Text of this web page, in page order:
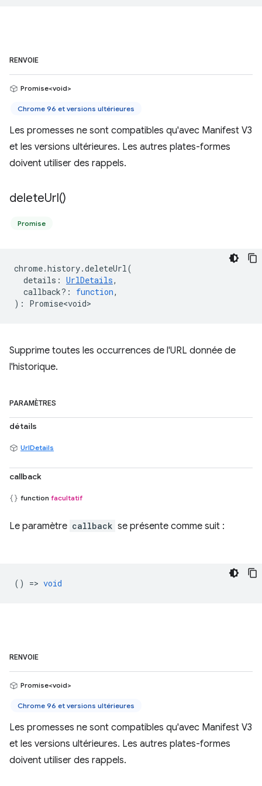
RENVOIE
Promise<void>
Chrome 96 et versions ultérieures
Les promesses ne sont compatibles qu'avec Manifest V3
et les versions ultérieures. Les autres plates-formes
doivent utiliser des rappels.
deleteUrl()
Promise
chrome.history.deleteUrl(
details : UrlDetails,
callback? : function,
) : Promise<void>
Supprime toutes les occurrences de l'URL donnée de
l'historique.
PARAMÈTRES
détails
UrlDetails
callback
function facultatif
Le paramètre callback se présente comme suit :
() => void
RENVOIE
Promise<void>
Chrome 96 et versions ultérieures
Les promesses ne sont compatibles qu'avec Manifest V3
et les versions ultérieures. Les autres plates-formes
doivent utiliser des rappels.